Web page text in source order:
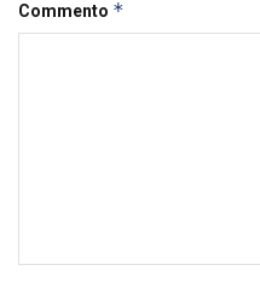
Commento *